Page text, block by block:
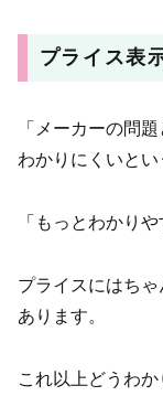
プライス表
「メーカーの問
わかりにくいとい
「もっとわかり
プライスにはちゃ
あります。
これ以上どうわ